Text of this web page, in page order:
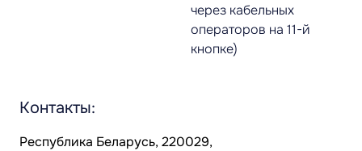
через кабельных
операторов на 11-й
кнопке)
Контакты:
Республика Беларусь, 220029,